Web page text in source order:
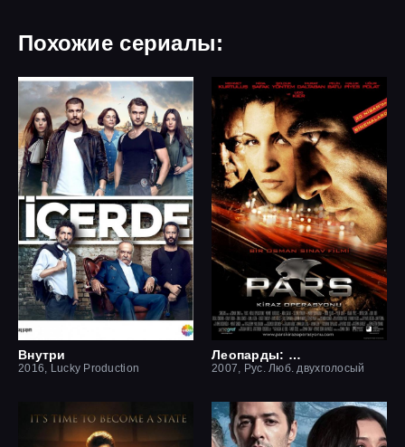
Похожие сериалы:
Внутри
2016, Lucky Production
Леопарды: Операция вишня
2007, Рус. Люб. двухголосый